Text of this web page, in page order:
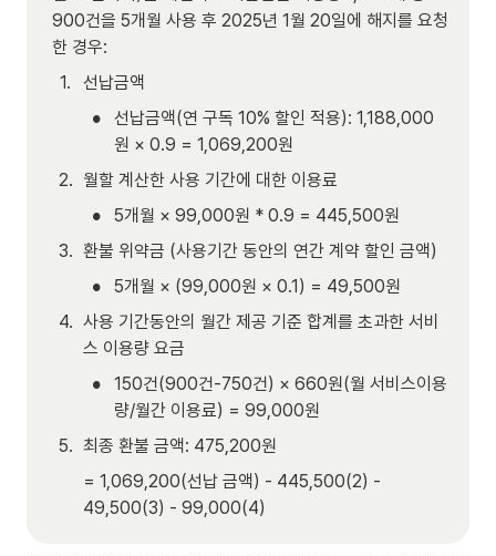
900건을 5개월 사용 후 2025년 1월 20일에 해지를 요청
한 경우:
1. 선납금액
•
선납금액(연 구독 10% 할인 적용): 1,188,000
원 × 0.9 = 1,069,200원
2. 월할 계산한 사용 기간에 대한 이용료
•
5개월 × 99,000원 * 0.9 = 445,500원
3. 환불 위약금 (사용기간 동안의 연간 계약 할인 금액)
•
5개월 × (99,000원 × 0.1) = 49,500원
4. 사용 기간동안의 월간 제공 기준 합계를 초과한 서비
스 이용량 요금
•
150건(900건-750건) × 660원(월 서비스이용
량/월간 이용료) = 99,000원
5. 최종 환불 금액: 475,200원
= 1,069,200(선납 금액) - 445,500(2) -
49,500(3) - 99,000(4)